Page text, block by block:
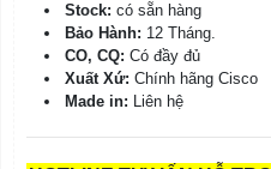
Stock: có sẵn hàng
Bảo Hành: 12 Tháng.
CO, CQ: Có đầy đủ
Xuất Xứ: Chính hãng Cisco
Made in: Liên hệ